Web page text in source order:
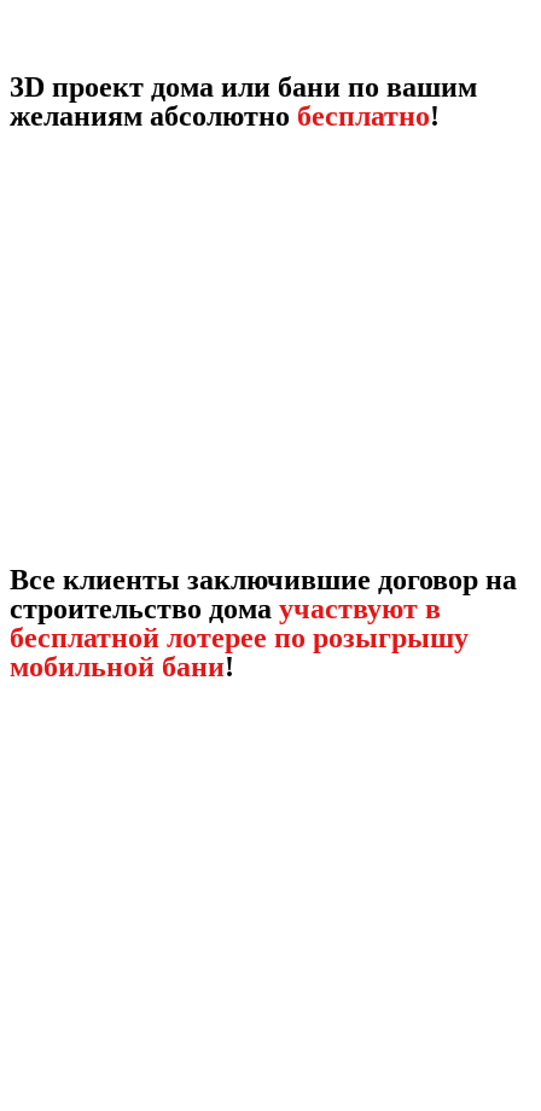
3D проект дома или бани по вашим
желаниям абсолютно бесплатно!
Все клиенты заключившие договор на
строительство дома участвуют в
бесплатной лотерее по розыгрышу
мобильной бани!